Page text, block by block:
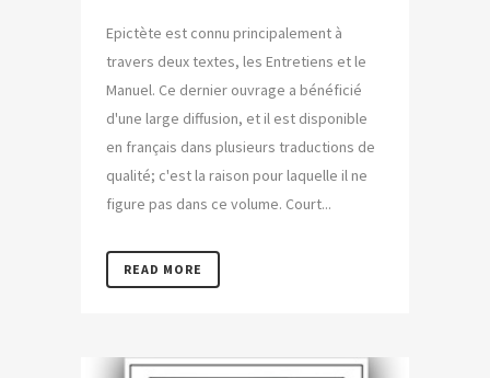
Epictète est connu principalement à
travers deux textes, les Entretiens et le
Manuel. Ce dernier ouvrage a bénéficié
d'une large diffusion, et il est disponible
en français dans plusieurs traductions de
qualité; c'est la raison pour laquelle il ne
figure pas dans ce volume. Court...
READ MORE